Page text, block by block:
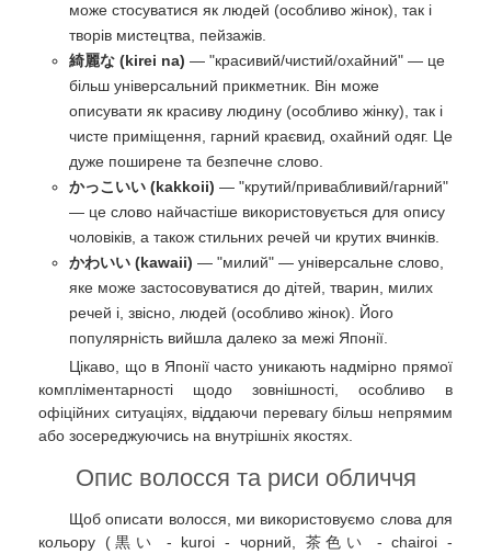
може стосуватися як людей (особливо жінок), так і
творів мистецтва, пейзажів.
綺麗な (kirei na) — "красивий/чистий/охайний" — це
більш універсальний прикметник. Він може
описувати як красиву людину (особливо жінку), так і
чисте приміщення, гарний краєвид, охайний одяг. Це
дуже поширене та безпечне слово.
かっこいい (kakkoii) — "крутий/привабливий/гарний"
— це слово найчастіше використовується для опису
чоловіків, а також стильних речей чи крутих вчинків.
かわいい (kawaii) — "милий" — універсальне слово,
яке може застосовуватися до дітей, тварин, милих
речей і, звісно, людей (особливо жінок). Його
популярність вийшла далеко за межі Японії.
Цікаво, що в Японії часто уникають надмірно прямої
компліментарності щодо зовнішності, особливо в
офіційних ситуаціях, віддаючи перевагу більш непрямим
або зосереджуючись на внутрішніх якостях.
Опис волосся та риси обличчя
Щоб описати волосся, ми використовуємо слова для
кольору (黒い - kuroi - чорний, 茶色い - chairoi -